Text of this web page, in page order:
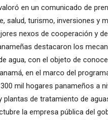
en un comunicado de
salud, turismo, inversiones y
nexos de cooperación y
destacaron los
agua, con el objeto de
en el marco del
mil hogares panameños a
plantas de tratamiento de
la empresa pública del